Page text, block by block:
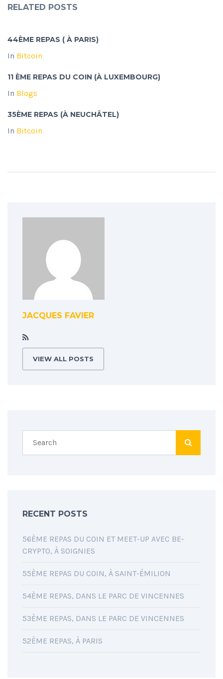
RELATED POSTS
44ÈME REPAS ( À PARIS)
In Bitcoin
11 ÈME REPAS DU COIN (À LUXEMBOURG)
In Blogs
35ÈME REPAS (À NEUCHÂTEL)
In Bitcoin
JACQUES FAVIER
VIEW ALL POSTS
RECENT POSTS
56ÈME REPAS DU COIN ET MEET-UP AVEC BE-
CRYPTO, À SOIGNIES
55ÈME REPAS DU COIN, À SAINT-ÉMILION
54ÈME REPAS, DANS LE PARC DE VINCENNES
53ÈME REPAS, DANS LE PARC DE VINCENNES
52ÈME REPAS, À PARIS